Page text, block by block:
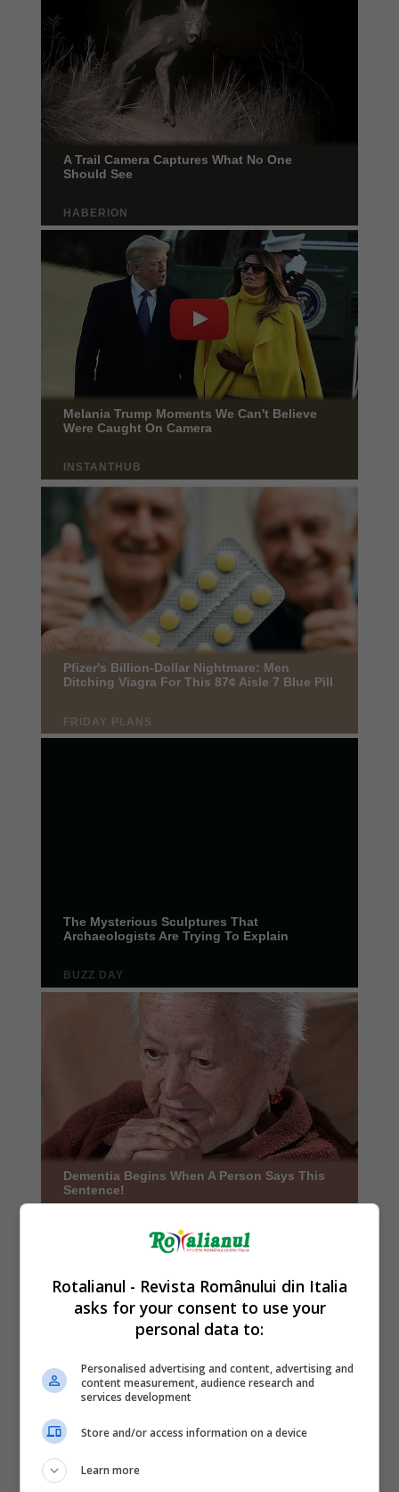
Rotalianul - Revista Românului din Italia
asks for your consent to use your
personal data to:
Personalised advertising and content, advertising and
content measurement, audience research and
services development
Store and/or access information on a device
Learn more